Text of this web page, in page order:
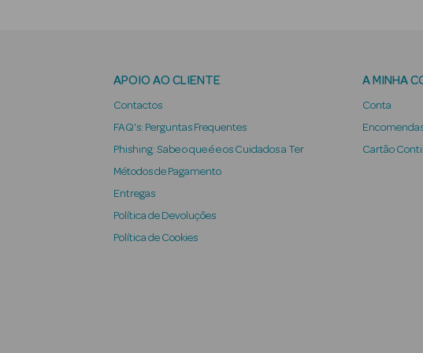
APOIO AO CLIENTE
Contactos
FAQ's: Perguntas Frequentes
Phishing: Sabe o que é e os Cuidados a Ter
Métodos de Pagamento
Entregas
Política de Devoluções
Política de Cookies
A MINHA
Conta
Cartão